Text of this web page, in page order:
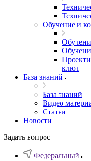
Обучение и
ключ
База знаний
База знаний
Видео
Статьи
Новости
Задать вопрос
Федеральный